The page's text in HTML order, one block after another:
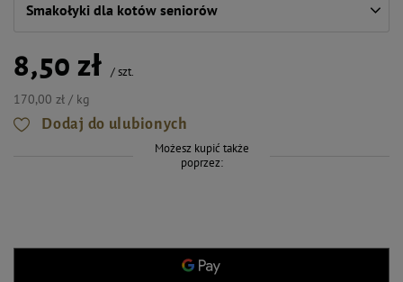
Smakołyki dla kotów seniorów
8,50 zł /szt.
170,00 zł / kg
Dodaj do ulubionych
Możesz kupić także
poprzez: